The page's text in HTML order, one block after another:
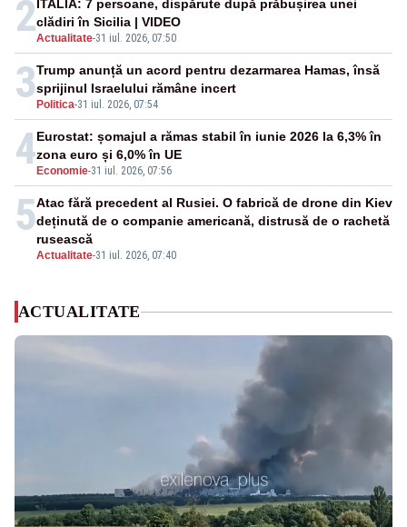
2Actualitate-31 iul. 2026, 07:50
ITALIA: 7 persoane, dispărute după prăbușirea unei
clădiri în Sicilia | VIDEO
3 Politica-31 iul. 2026, 07:54
Trump anunță un acord pentru dezarmarea Hamas, însă
sprijinul Israelului rămâne incert
4 Economie-31 iul. 2026, 07:56
Eurostat: șomajul a rămas stabil în iunie 2026 la 6,3% în
zona euro și 6,0% în UE
5
Actualitate-31 iul. 2026, 07:40
Atac fără precedent al Rusiei. O fabrică de drone din Kiev
deținută de o companie americană, distrusă de o rachetă
rusească
ACTUALITATE